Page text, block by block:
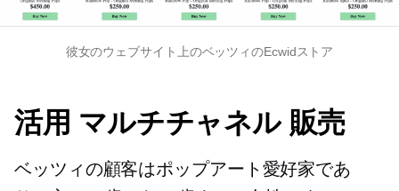
彼女のウェブサイト上のベッツィのEcwidストア
活用 マルチチャネル販売
ベッツィの顧客はポップアート愛好家であ